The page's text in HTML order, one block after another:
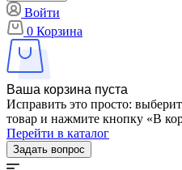
Войти
0 Корзина
Ваша корзина пуста
Исправить это просто:
товар и нажмите кнопку «В
Перейти в каталог
Задать вопрос